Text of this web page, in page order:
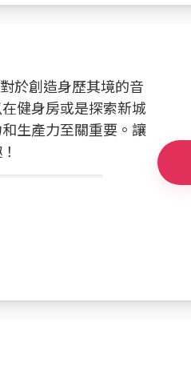
於創造身歷其境的音
健身房或是探索新城
生產力至關重要。讓